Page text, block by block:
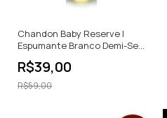
Chandon Baby Reserve |
Espumante Branco Demi-Sec
| Brasil | 187ml
R$39,00
R$59,00